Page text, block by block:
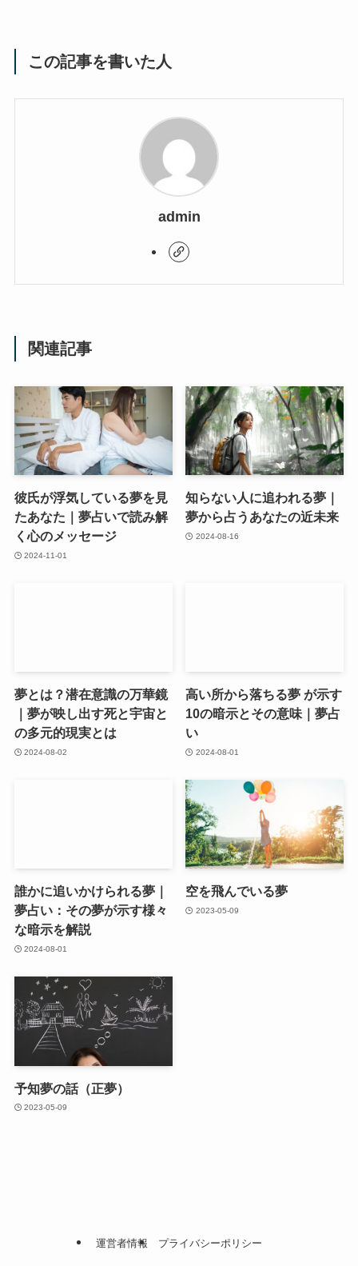
この記事を書いた人
admin
関連記事
彼氏が浮気している夢を見
たあなた｜夢占いで読み解
く心のメッセージ
2024-11-01
知らない人に追われる夢｜
夢から占うあなたの近未来
2024-08-16
夢とは？潜在意識の万華鏡
｜夢が映し出す死と宇宙と
の多元的現実とは
2024-08-02
高い所から落ちる夢 が示す
10の暗示とその意味｜夢占
い
2024-08-01
誰かに追いかけられる夢｜
夢占い：その夢が示す様々
な暗示を解説
2024-08-01
空を飛んでいる夢
2023-05-09
予知夢の話（正夢）
2023-05-09
運営者情報 プライバシーポリシー